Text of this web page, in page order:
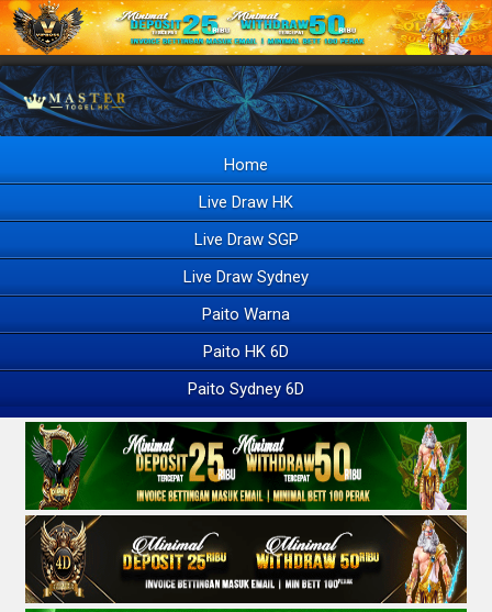
Home
Live Draw HK
Live Draw SGP
Live Draw Sydney
Paito Warna
Paito HK 6D
Paito Sydney 6D